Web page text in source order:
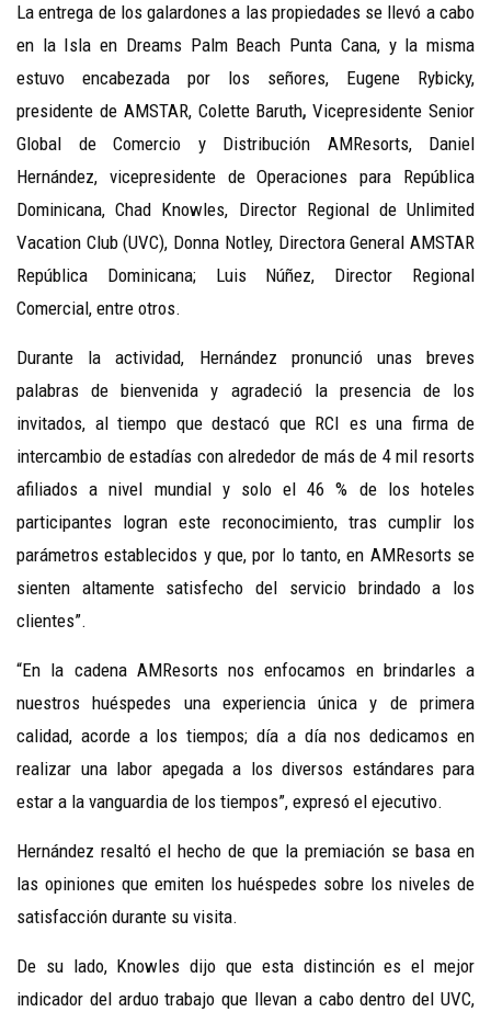
La entrega de los galardones a las propiedades se llevó a cabo
en la Isla en Dreams Palm Beach Punta Cana, y la misma
estuvo encabezada por los señores, Eugene Rybicky,
presidente de AMSTAR, Colette Baruth,Vicepresidente Senior
Global de Comercio y Distribución AMResorts, Daniel
Hernández, vicepresidente de Operaciones para República
Dominicana, Chad Knowles, Director Regional de Unlimited
Vacation Club (UVC), Donna Notley, Directora General AMSTAR
República Dominicana; Luis Núñez, Director Regional
Comercial, entre otros.
Durante la actividad, Hernández pronunció unas breves
palabras de bienvenida y agradeció la presencia de los
invitados, al tiempo que destacó que RCI es una firma de
intercambio de estadías con alrededor de más de 4 mil resorts
afiliados a nivel mundial y solo el 46 % de los hoteles
participantes logran este reconocimiento, tras cumplir los
parámetros establecidos y que, por lo tanto, en AMResorts se
sienten altamente satisfecho del servicio brindado a los
clientes”.
“En la cadena AMResorts nos enfocamos en brindarles a
nuestros huéspedes una experiencia única y de primera
calidad, acorde a los tiempos; día a día nos dedicamos en
realizar una labor apegada a los diversos estándares para
estar a la vanguardia de los tiempos”, expresó el ejecutivo.
Hernández resaltó el hecho de que la premiación se basa en
las opiniones que emiten los huéspedes sobre los niveles de
satisfacción durante su visita.
De su lado, Knowles dijo que esta distinción es el mejor
indicador del arduo trabajo que llevan a cabo dentro del UVC,